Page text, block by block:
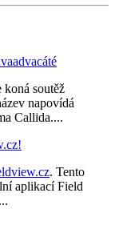
koná soutěž
napovídá
Callida....
. Tento
aplikací Field